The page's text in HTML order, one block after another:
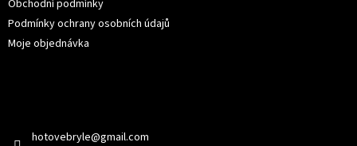
Obchodní podmínky
Podmínky ochrany osobních údajů
Moje objednávka
hotovebryle@gmail.com